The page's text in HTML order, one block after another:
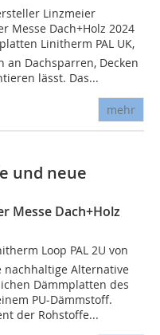
Linzmeier
Messe Dach+Holz 2024
Linitherm PAL UK,
an Dachsparren, Decken
lässt. Das...
mehr
und neue
Messe Dach+Holz
Loop PAL 2U von
nachhaltige Alternative
Dämmplatten des
PU-Dämmstoff.
der Rohstoffe...